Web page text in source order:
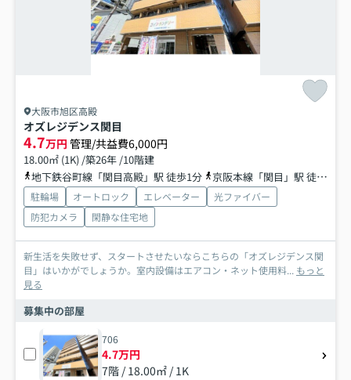
大阪市旭区高殿
オズレジデンス関目
4.7万円 管理/共益費6,000円
18.00㎡ (1K) /築26年 /10階建
地下鉄谷町線「関目高殿」駅 徒歩1分
京阪本線「関目」駅 徒歩6分
駐輪場 オートロック エレベーター
光ファイバー
防犯カメラ
閑静な住宅地
新生活を失敗せず、スタートさせたいならこちらの「オズレジデンス関
目」はいかがでしょうか。室内設備はエアコン・ネット使用料... もっと
見る
募集中の部屋
706
4.7万円
7階 / 18.00㎡ / 1K